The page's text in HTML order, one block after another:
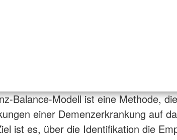
Balance-Modell ist eine Methode,
einer Demenzerkrankung auf
ist es, über die Identifikation die